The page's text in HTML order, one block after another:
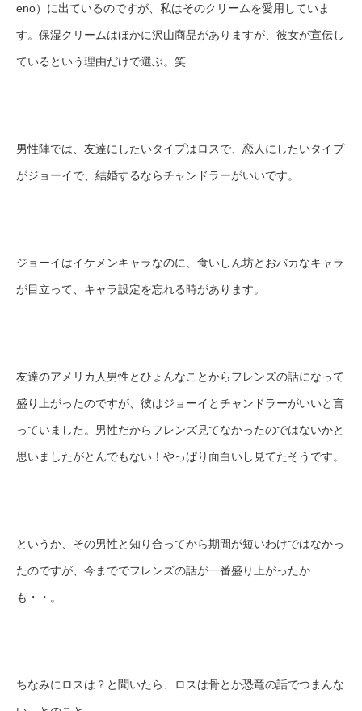
eno）に出ているのですが、私はそのクリームを愛用していま
す。保湿クリームはほかに沢山商品がありますが、彼女が宣伝し
ているという理由だけで選ぶ。笑
男性陣では、友達にしたいタイプはロスで、恋人にしたいタイプ
がジョーイで、結婚するならチャンドラーがいいです。
ジョーイはイケメンキャラなのに、食いしん坊とおバカなキャラ
が目立って、キャラ設定を忘れる時があります。
友達のアメリカ人男性とひょんなことからフレンズの話になって
盛り上がったのですが、彼はジョーイとチャンドラーがいいと言
っていました。男性だからフレンズ見てなかったのではないかと
思いましたがとんでもない！やっぱり面白いし見てたそうです。
というか、その男性と知り合ってから期間が短いわけではなかっ
たのですが、今まででフレンズの話が一番盛り上がったか
も・・。
ちなみにロスは？と聞いたら、ロスは骨とか恐竜の話でつまんな